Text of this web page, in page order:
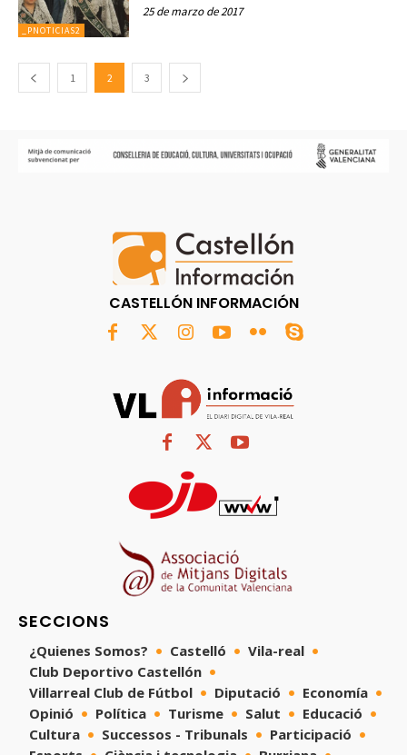
_PNOTICIAS2
25 de marzo de 2017
1 2 3
CASTELLÓN INFORMACIÓN
SECCIONS
¿Quienes Somos? Castelló
Vila-real
Club Deportivo Castellón
Villarreal Club de Fútbol
Diputació
Economía
Opinió
Política Turisme Salut
Educació
Cultura
Successos - Tribunals
Participació